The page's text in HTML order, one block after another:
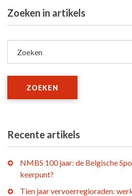
Zoeken in artikels
Zoeken
ZOEKEN
Recente artikels
NMBS 100 jaar: de Belgische
keerpunt?
Tien jaar vervoerregioraden: